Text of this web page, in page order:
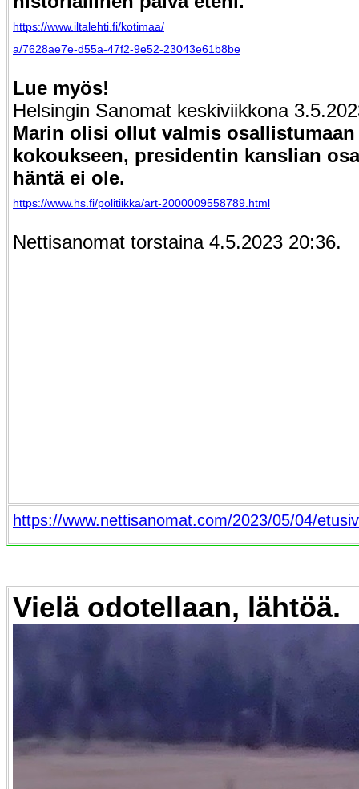
https://www.iltalehti.fi/kotimaa/
a/7628ae7e-d55a-47f2-9e52-23043e61b8be
Lue myös!
Helsingin Sanomat keskiviikkona
Marin olisi ollut valmis
kokoukseen, presidentin kanslian
häntä ei ole.
https://www.hs.fi/politiikka/art-2000009558789.html
Nettisanomat torstaina 4.5.2023 20:36.
https://www.nettisanomat.com/2023/05/04/
Vielä odotellaan, lähtöä.